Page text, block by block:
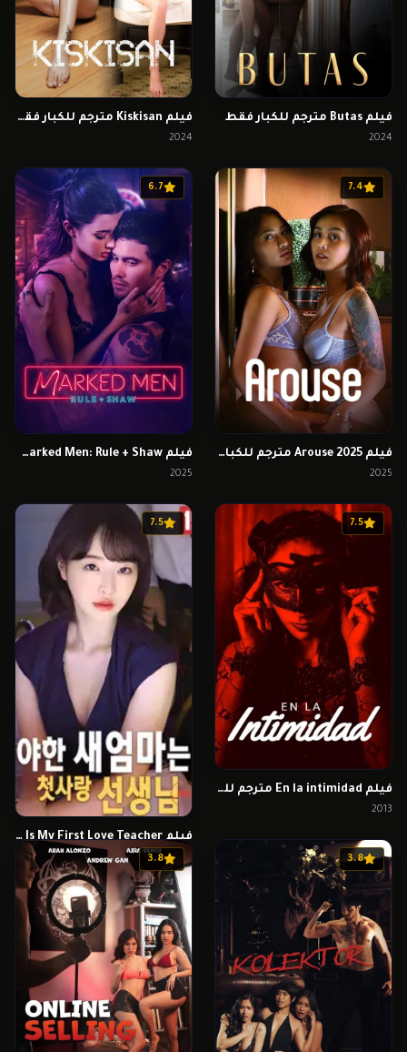
فيلم Butas مترجم للكبار فقط
2024
فيلم Kiskisan مترجم للكبار فقط
2024
7.4
فيلم Arouse 2025 مترجم للكبار فقط
2025
6.7
فيلم Marked Men: Rule + Shaw مترجم للكبار فقط
2025
7.5
فيلم En la intimidad مترجم للكبار فقط
2013
7.5
فيلم The Naughty New Mom Is My First Love Teacher للكبار فقط
2024 3.8
3.8